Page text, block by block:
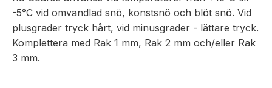
-5°C vid omvandlad snö, konstsnö och blöt snö. Vid
plusgrader tryck hårt, vid minusgrader - lättare tryck.
Komplettera med Rak 1 mm, Rak 2 mm och/eller Rak
3 mm.